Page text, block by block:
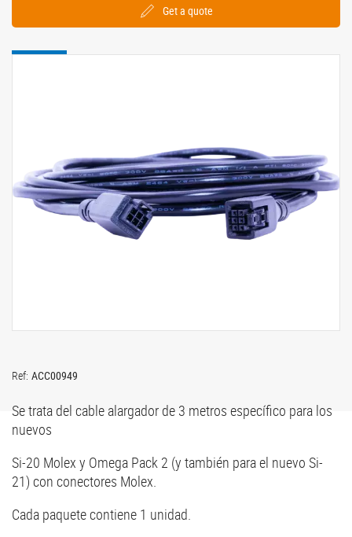
Get a quote
Ref: ACC00949
Se trata del cable alargador de 3 metros específico para los
nuevos
Si-20 Molex y Omega Pack 2 (y también para el nuevo Si-
21) con conectores Molex.
Cada paquete contiene 1 unidad.